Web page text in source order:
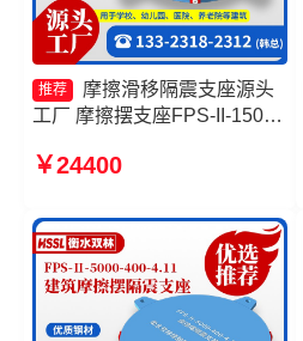
推荐
摩擦滑移隔震支座源头
工厂 摩擦摆支座FPS-II-15000
建筑摩擦摆隔隔震支座一个多
￥24400